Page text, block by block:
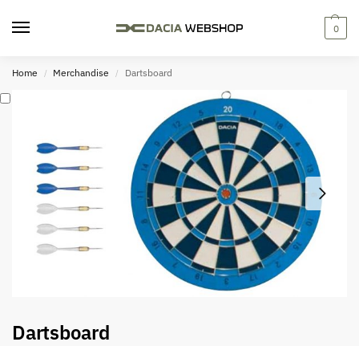
0
Home / Merchandise / Dartsboard
Dartsboard